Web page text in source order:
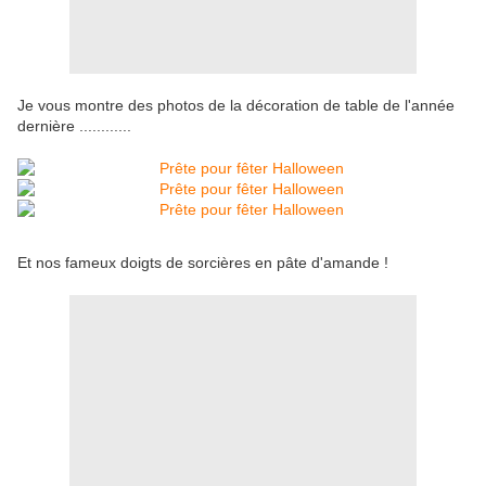
Je vous montre des photos de la décoration de table de l'année
dernière ............
Et nos fameux doigts de sorcières en pâte d'amande !